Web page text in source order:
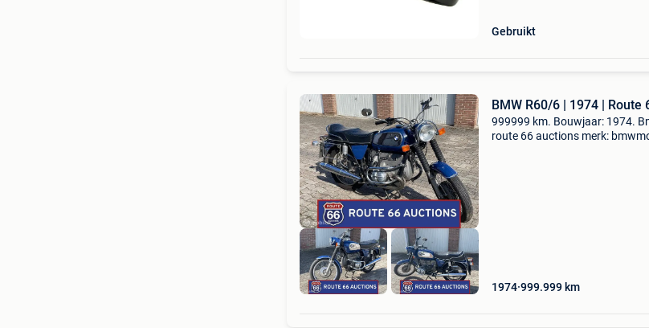
Gebruikt
BMW R60/6 | 1974 | Route
999999 km. Bouwjaar: 1974.
route 66 auctions merk:
1974 999.999 km